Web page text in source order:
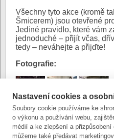
Všechny tyto akce (kromě
Šmicerem) jsou otevřené
Jediné pravidlo, které vám
jednoduché – přijít včas,
tedy – neváhejte a přijďte!
Fotografie:
Autor: Mgr. Michal Folta|
13. listopadu 2012 (út)
Nastavení cookies a
Soubory cookie používáme ke
o výkonu a používání webu,
médií a ke zlepšení a
můžeme také předávat